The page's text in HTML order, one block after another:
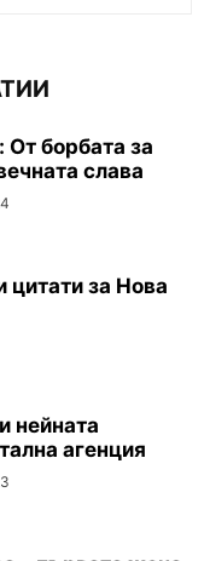
борбата за
слава
за Нова
нейната
агенция